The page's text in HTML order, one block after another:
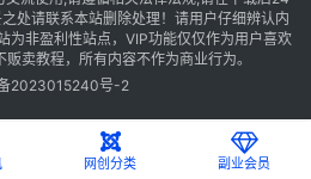
处请联系本站删除处理！请用户仔细辨认内
为非盈利性站点，VIP功能仅仅作为用户喜欢
卖教程，所有内容不作为商业行为。
2023015240号-2
网创分类 副业会员